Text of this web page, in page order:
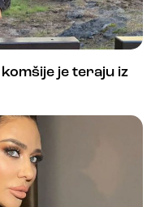
je teraju iz